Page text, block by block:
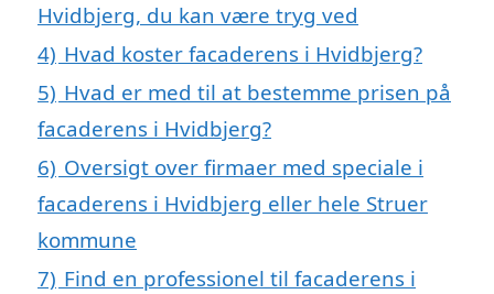
Hvidbjerg, du kan være tryg ved
4) Hvad koster facaderens i Hvidbjerg?
5) Hvad er med til at bestemme prisen på
facaderens i Hvidbjerg?
6) Oversigt over firmaer med speciale i
facaderens i Hvidbjerg eller hele Struer
kommune
7) Find en professionel til facaderens i